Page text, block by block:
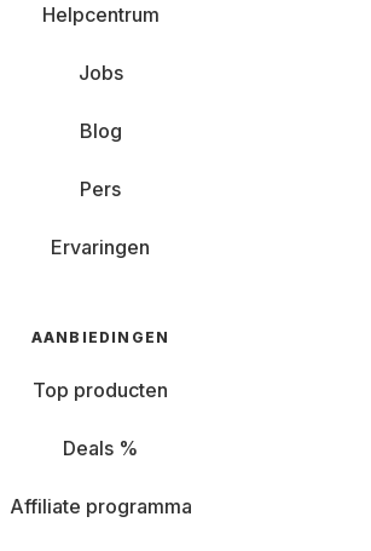
Helpcentrum
Jobs
Blog
Pers
Ervaringen
AANBIEDINGEN
Top producten
Deals %
Affiliate programma